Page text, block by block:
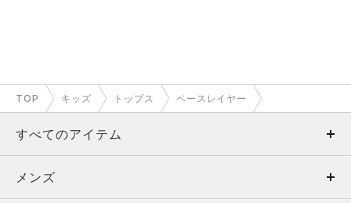
TOP キッズ トップス ベースレイヤー
すべてのアイテム
メンズ
メンズ